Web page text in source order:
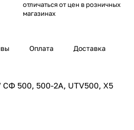
отличаться от цен в розничных
магазинах
Оплата Доставка
СФ 500, 500-2A, UTV500, X5